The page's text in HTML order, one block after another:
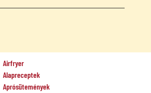
Airfryer
Alapreceptek
Aprósütemények